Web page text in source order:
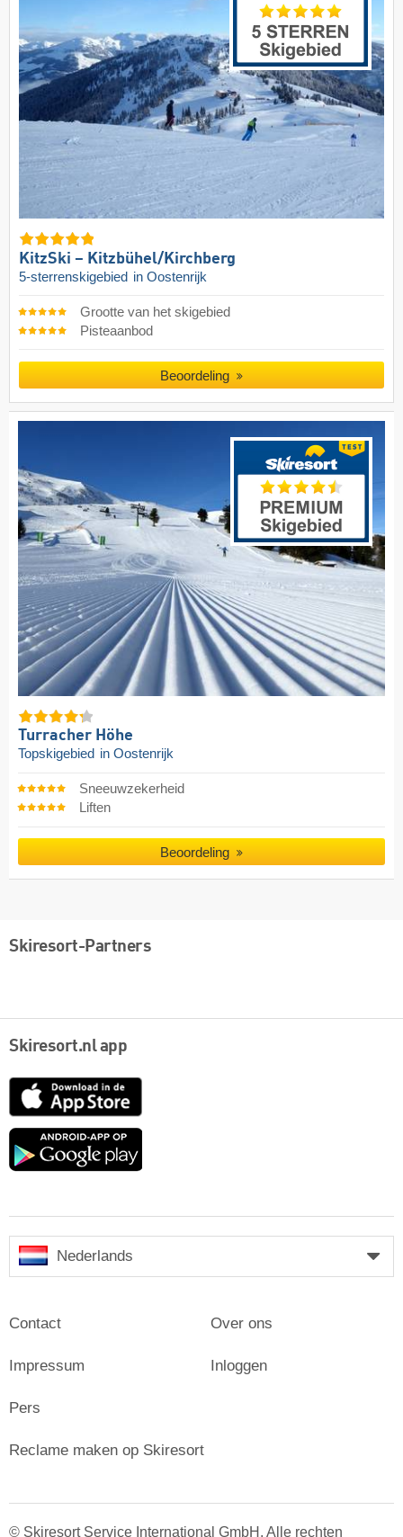
KitzSki – Kitzbühel/​Kirchberg
5-sterrenskigebied in Oostenrijk
Grootte van het skigebied
Pisteaanbod
Beoordeling
Turracher Höhe
Topskigebied in Oostenrijk
Sneeuwzekerheid
Liften
Beoordeling
Skiresort-Partners
Skiresort.nl app
App
Google
Nederlands
Contact
Impressum
Pers
Over ons
Inloggen
Reclame maken op Skiresort
© Skiresort Service International GmbH. Alle rechten